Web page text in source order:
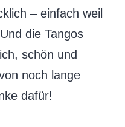
– einfach weil
die Tangos
schön und
noch lange
dafür!